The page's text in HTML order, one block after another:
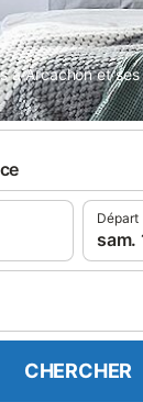
à Arcachon et
Départ
sam.
CHERCHER